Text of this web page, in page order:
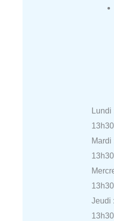
Lundi
Mardi
Jeudi